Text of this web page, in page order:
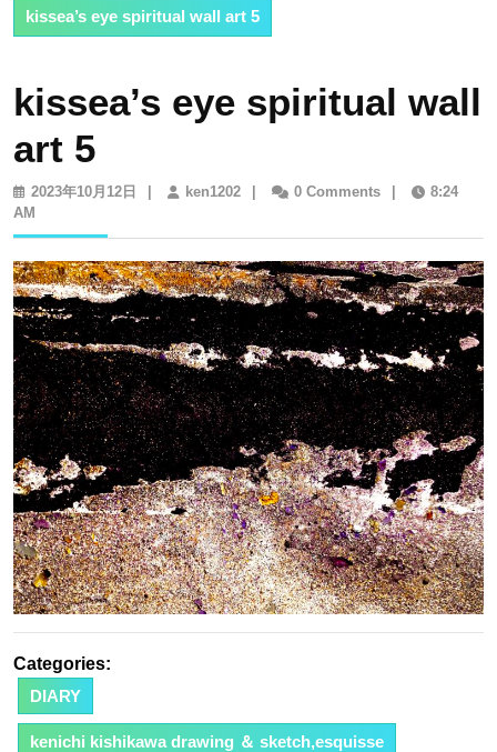
kissea’s eye spiritual wall art 5
kissea’s eye spiritual wall
art 5
2023年10月12日
2023
12
日
ken1202ken12020 Comments
8:24
AM
Categories:
DIARY
kenichi kishikawa drawing ＆ sketch,esquisse